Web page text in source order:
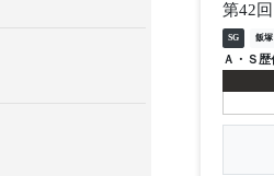
第42
SG 飯塚
Ａ・Ｓ